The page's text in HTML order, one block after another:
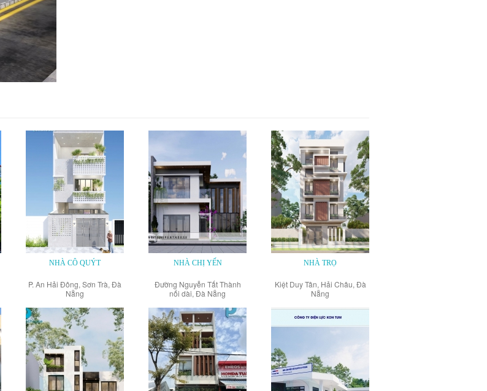
NHÀ CÔ QUÝT
P. An Hải Đông, Sơn Trà, Đà
Nẵng
NHÀ CHỊ YẾN
Đường Nguyễn Tất Thành
nối dài, Đà Nẵng
NHÀ TRỌ
Kiệt Duy Tân, Hải Châu, Đà
Nẵng